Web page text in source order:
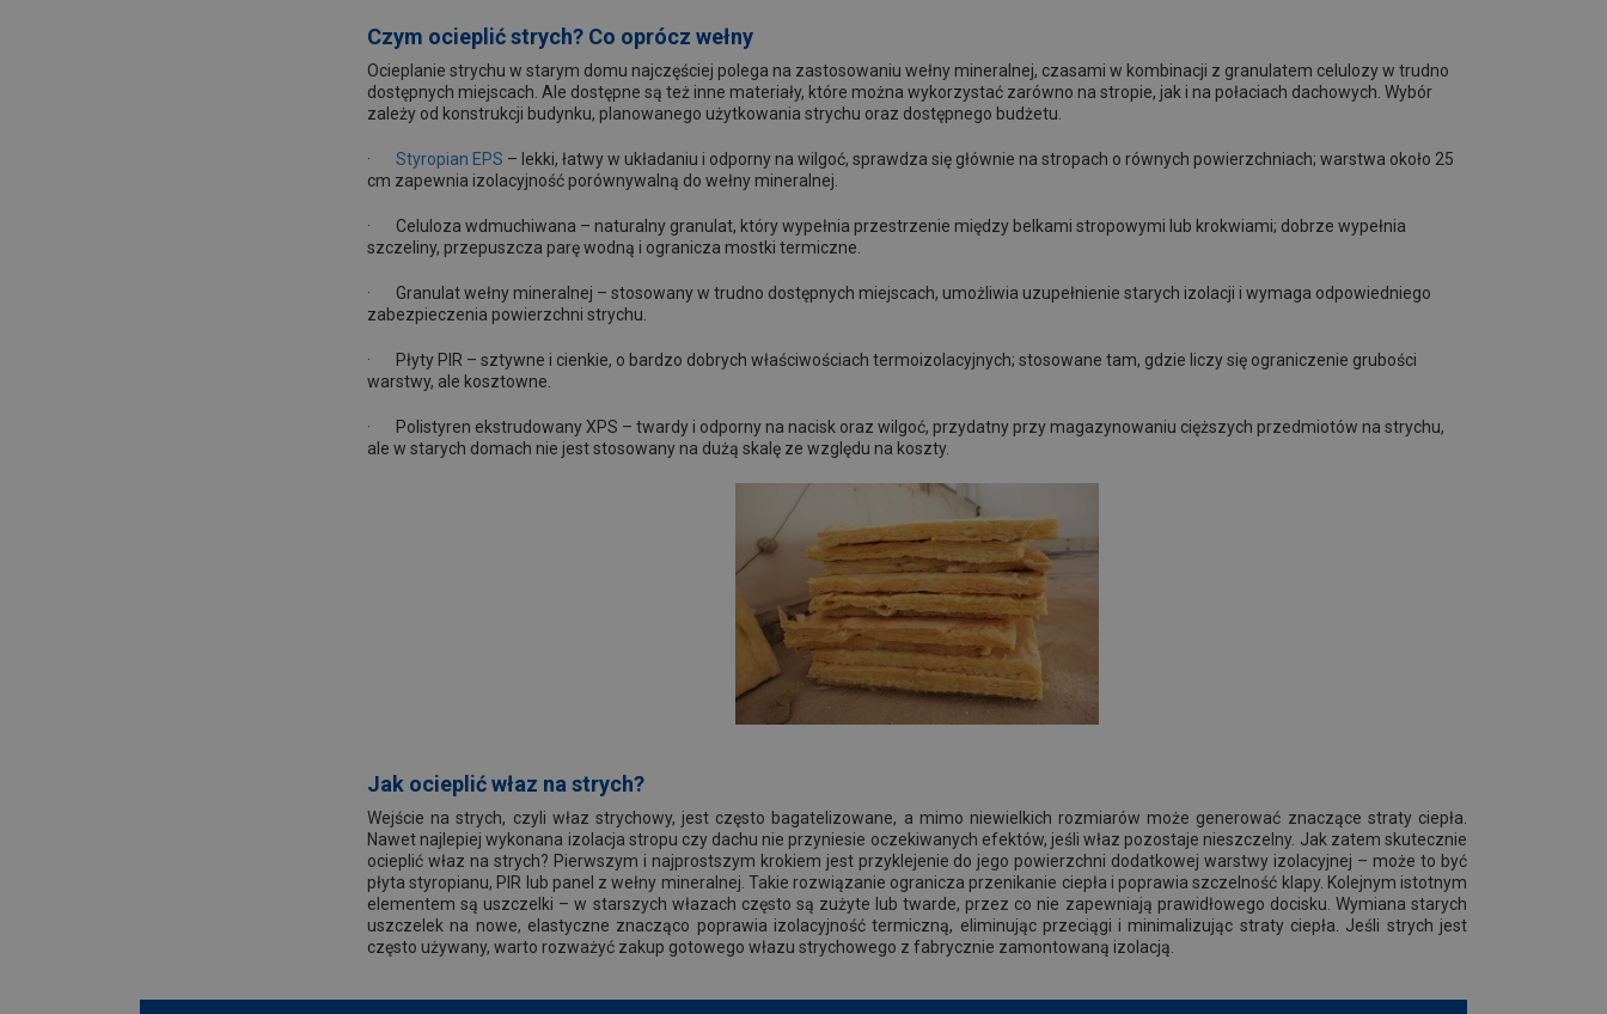
Czym ocieplić strych? Co oprócz wełny
Ocieplanie strychu w starym domu najczęściej polega na zastosowaniu wełny mineralnej, czasami w kombinacji z granulatem celulozy w trudno
dostępnych miejscach. Ale dostępne są też inne materiały, które można wykorzystać zarówno na stropie, jak i na połaciach dachowych. Wybór
zależy od konstrukcji budynku, planowanego użytkowania strychu oraz dostępnego budżetu.
· Styropian EPS – lekki, łatwy w układaniu i odporny na wilgoć, sprawdza się głównie na stropach o równych powierzchniach; warstwa około 25
cm zapewnia izolacyjność porównywalną do wełny mineralnej.
· Celuloza wdmuchiwana – naturalny granulat, który wypełnia przestrzenie między belkami stropowymi lub krokwiami; dobrze wypełnia
szczeliny, przepuszcza parę wodną i ogranicza mostki termiczne.
· Granulat wełny mineralnej – stosowany w trudno dostępnych miejscach, umożliwia uzupełnienie starych izolacji i wymaga odpowiedniego
zabezpieczenia powierzchni strychu.
· Płyty PIR – sztywne i cienkie, o bardzo dobrych właściwościach termoizolacyjnych; stosowane tam, gdzie liczy się ograniczenie grubości
warstwy, ale kosztowne.
· Polistyren ekstrudowany XPS – twardy i odporny na nacisk oraz wilgoć, przydatny przy magazynowaniu cięższych przedmiotów na strychu,
ale w starych domach nie jest stosowany na dużą skalę ze względu na koszty.
Jak ocieplić właz na strych?
Wejście na strych, czyli właz strychowy, jest często bagatelizowane, a mimo niewielkich rozmiarów może generować znaczące straty ciepła.
Nawet najlepiej wykonana izolacja stropu czy dachu nie przyniesie oczekiwanych efektów, jeśli właz pozostaje nieszczelny. Jak zatem skutecznie
ocieplić właz na strych? Pierwszym i najprostszym krokiem jest przyklejenie do jego powierzchni dodatkowej warstwy izolacyjnej – może to być
płyta styropianu, PIR lub panel z wełny mineralnej. Takie rozwiązanie ogranicza przenikanie ciepła i poprawia szczelność klapy. Kolejnym istotnym
elementem są uszczelki – w starszych włazach często są zużyte lub twarde, przez co nie zapewniają prawidłowego docisku. Wymiana starych
uszczelek na nowe, elastyczne znacząco poprawia izolacyjność termiczną, eliminując przeciągi i minimalizując straty ciepła. Jeśli strych jest
często używany, warto rozważyć zakup gotowego włazu strychowego z fabrycznie zamontowaną izolacją.